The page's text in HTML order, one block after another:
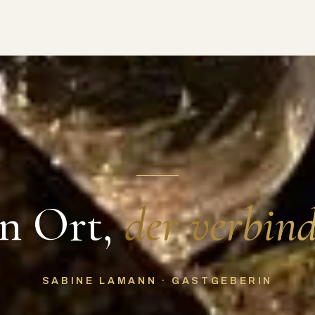
Ort,der
SABINE LAMANN · GASTGEBERIN